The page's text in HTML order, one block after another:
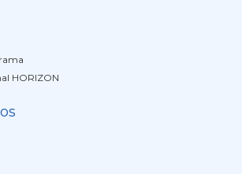
HORIZON